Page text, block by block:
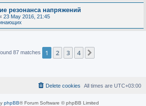
резонанса напряжений
23 May 2016, 21:45
87 matches 1 2 3 4
All times are UTC+03:00
Delete cookies
phpBB® Forum Software © phpBB Limited